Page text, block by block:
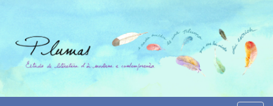
contenu